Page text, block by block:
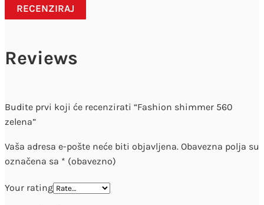
RECENZIRAJ
Reviews
Budite prvi koji će recenzirati “Fashion shimmer 560
zelena”
Vaša adresa e-pošte neće biti objavljena. Obavezna polja su
označena sa * (obavezno)
Your rating